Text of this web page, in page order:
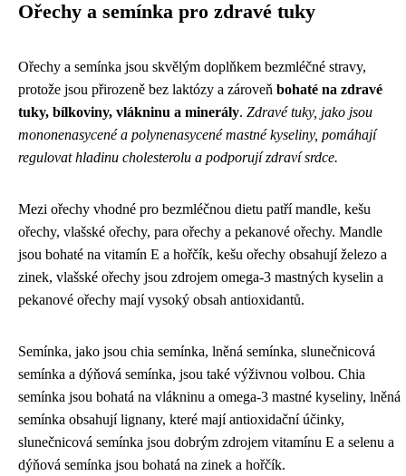
Ořechy a semínka pro zdravé tuky
Ořechy a semínka jsou skvělým doplňkem bezmléčné stravy,
protože jsou přirozeně bez laktózy a zároveň bohaté na zdravé
tuky, bílkoviny, vlákninu a minerály. Zdravé tuky, jako jsou
mononenasycené a polynenasycené mastné kyseliny, pomáhají
regulovat hladinu cholesterolu a podporují zdraví srdce.
Mezi ořechy vhodné pro bezmléčnou dietu patří mandle, kešu
ořechy, vlašské ořechy, para ořechy a pekanové ořechy. Mandle
jsou bohaté na vitamín E a hořčík, kešu ořechy obsahují železo a
zinek, vlašské ořechy jsou zdrojem omega-3 mastných kyselin a
pekanové ořechy mají vysoký obsah antioxidantů.
Semínka, jako jsou chia semínka, lněná semínka, slunečnicová
semínka a dýňová semínka, jsou také výživnou volbou. Chia
semínka jsou bohatá na vlákninu a omega-3 mastné kyseliny, lněná
semínka obsahují lignany, které mají antioxidační účinky,
slunečnicová semínka jsou dobrým zdrojem vitamínu E a selenu a
dýňová semínka jsou bohatá na zinek a hořčík.